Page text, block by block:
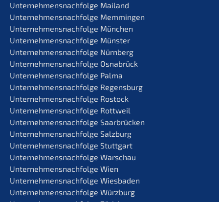
Unternehmens­nachfolge Mailand
Unternehmens­nachfolge Memmingen
Unternehmens­nachfolge München
Unternehmens­nachfolge Münster
Unternehmens­nachfolge Nürnberg
Unternehmens­nachfolge Osnabrück
Unternehmens­nachfolge Palma
Unternehmens­nachfolge Regensburg
Unternehmens­nachfolge Rostock
Unternehmens­nachfolge Rottweil
Unternehmens­nachfolge Saarbrücken
Unternehmens­nachfolge Salzburg
Unternehmens­nachfolge Stuttgart
Unternehmens­nachfolge Warschau
Unternehmens­nachfolge Wien
Unternehmens­nachfolge Wiesbaden
Unternehmens­nachfolge Würzburg